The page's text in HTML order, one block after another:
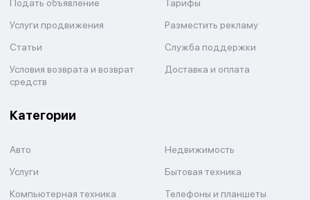
Подать объявление
Тарифы
Услуги продвижения
Разместить рекламу
Статьи
Служба поддержки
Условия возврата и возврат
средств
Доставка и оплата
Категории
Авто
Недвижимость
Услуги
Бытовая техника
Компьютерная техника
Телефоны и планшеты